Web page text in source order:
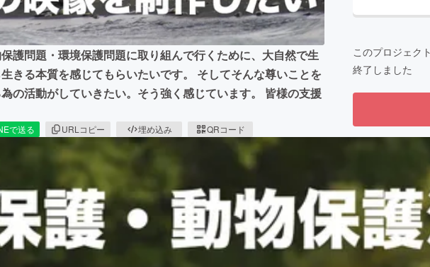
護問題・環境保護問題に取り組んで行くために、大自然で生
きる本質を感じてもらいたいです。 そしてそんな尊いことを
の活動がしていきたい。そう強く感じています。 皆様の支援
で送る URLコピー 埋め込み QRコード
このプロジェクト
終了しました